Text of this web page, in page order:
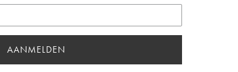
AANMELDEN